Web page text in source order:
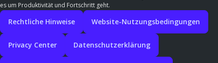
es um Produktivität und Fortschritt geht.
Rechtliche Hinweise Website-Nutzungsbedingungen
Privacy Center Datenschutzerklärung